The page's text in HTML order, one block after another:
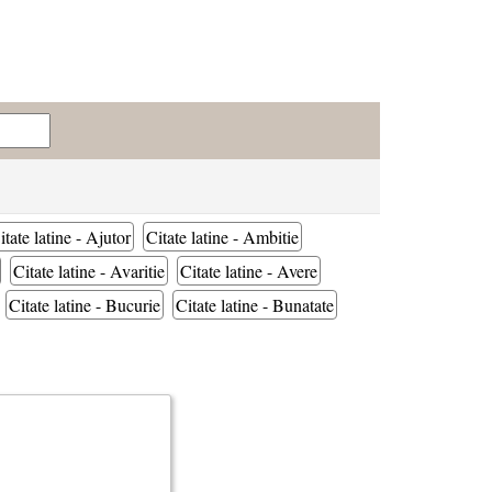
latine - Ajutor
Citate latine - Ambitie
Citate latine - Avaritie
Citate latine - Avere
Citate latine - Bucurie
Citate latine - Bunatate